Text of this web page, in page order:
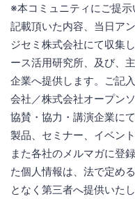
※本コミュニティにご提
記載頂いた内容、当日ア
ジセミ株式会社にて収集
ース活用研究所、及び、
企業へ提供します。ご記
会社／株式会社オープン
協賛・協力・講演企業に
製品、セミナー、イベン
また各社のメルマガに登
た個人情報は、法で定め
となく第三者へ提供いた